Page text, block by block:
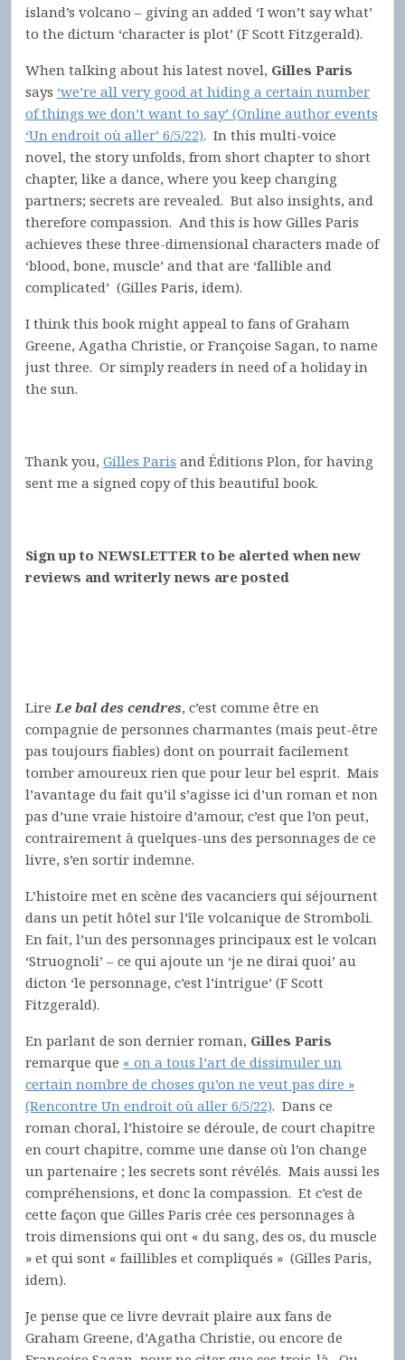
island’s volcano – giving an added ‘I won’t say what’
to the dictum ‘character is plot’ (F Scott Fitzgerald).
When talking about his latest novel, Gilles Paris
says ‘we’re all very good at hiding a certain number
of things we don’t want to say’ (Online author events
‘Un endroit où aller’ 6/5/22). In this multi-voice
novel, the story unfolds, from short chapter to short
chapter, like a dance, where you keep changing
partners; secrets are revealed. But also insights, and
therefore compassion. And this is how Gilles Paris
achieves these three-dimensional characters made of
‘blood, bone, muscle’ and that are ‘fallible and
complicated’ (Gilles Paris, idem).
I think this book might appeal to fans of Graham
Greene, Agatha Christie, or Françoise Sagan, to name
just three. Or simply readers in need of a holiday in
the sun.
Thank you, Gilles Paris and Éditions Plon, for having
sent me a signed copy of this beautiful book.
Sign up to NEWSLETTER to be alerted when new
reviews and writerly news are posted
LireLe bal des cendres, c’est comme être en
compagnie de personnes charmantes (mais peut-être
pas toujours fiables) dont on pourrait facilement
tomber amoureux rien que pour leur bel esprit. Mais
l’avantage du fait qu’il s’agisse ici d’un roman et non
pas d’une vraie histoire d’amour, c’est que l’on peut,
contrairement à quelques-uns des personnages de ce
livre, s’en sortir indemne.
L’histoire met en scène des vacanciers qui séjournent
dans un petit hôtel sur l’île volcanique de Stromboli.
En fait, l’un des personnages principaux est le volcan
‘Struognoli’ – ce qui ajoute un ‘je ne dirai quoi’ au
dicton ‘le personnage, c’est l’intrigue’ (F Scott
Fitzgerald).
En parlant de son dernier roman, Gilles Paris
remarque que « on a tous l’art de dissimuler un
certain nombre de choses qu’on ne veut pas dire »
(Rencontre Un endroit où aller 6/5/22). Dans ce
roman choral, l’histoire se déroule, de court chapitre
en court chapitre, comme une danse où l’on change
un partenaire ; les secrets sont révélés. Mais aussi les
compréhensions, et donc la compassion. Et c’est de
cette façon que Gilles Paris crée ces personnages à
trois dimensions qui ont « du sang, des os, du muscle
» et qui sont « faillibles et compliqués » (Gilles Paris,
idem).
Je pense que ce livre devrait plaire aux fans de
Graham Greene, d’Agatha Christie, ou encore de